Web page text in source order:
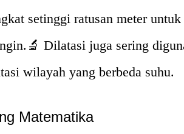
setinggi ratusan meter
Dilatasi juga sering
wilayah yang berbeda suhu.
Matematika